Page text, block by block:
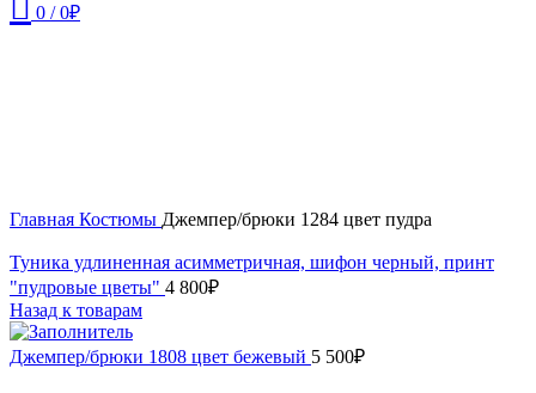
0 / 0₽
Главная Костюмы Джемпер/брюки 1284 цвет пудра
Туника удлиненная асимметричная, шифон черный, принт
"пудровые цветы" 4 800₽
Назад к товарам
Джемпер/брюки 1808 цвет бежевый 5 500₽